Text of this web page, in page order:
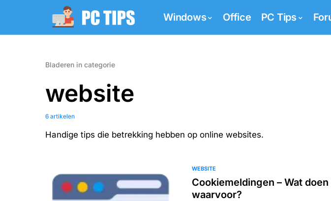
Windows Office PC Tips
Bladeren in categorie
website
6 artikelen
Handige tips die betrekking hebben op online websites.
WEBSITE
Cookiemeldingen – Wat
waarvoor?